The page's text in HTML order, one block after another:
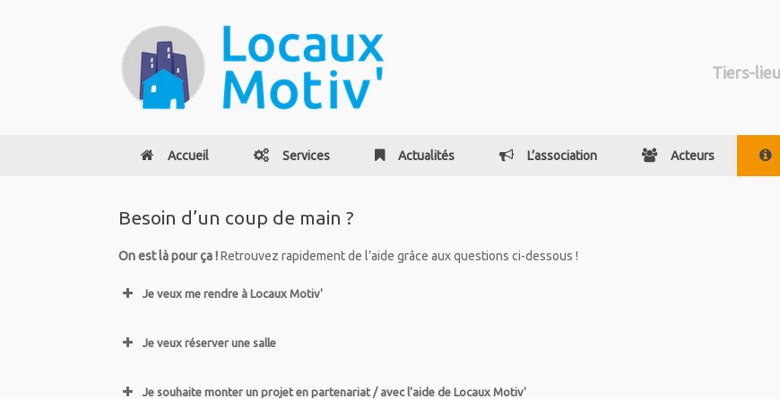
Tiers-
Accueil Services Actualités L’association Acteurs
Besoin d’un coup de main ?
On est là pour ça !Retrouvez rapidement de l’aide grâce aux questions ci-dessous !
Je veux me rendre à Locaux Motiv'
Je veux réserver une salle
Je souhaite monter un projet en partenariat / avec l'aide de Locaux Motiv'